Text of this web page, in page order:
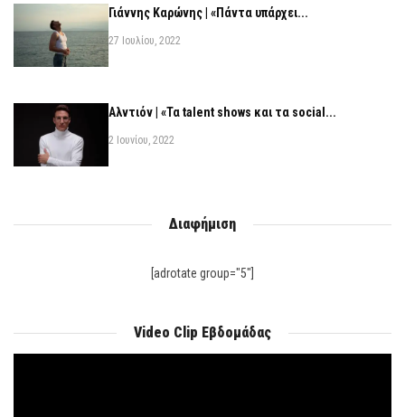
Γιάννης Καρώνης | «Πάντα υπάρχει...
27 Ιουλίου, 2022
Αλντιόν | «Τα talent shows και τα social...
2 Ιουνίου, 2022
Διαφήμιση
[adrotate group="5"]
Video Clip Εβδομάδας